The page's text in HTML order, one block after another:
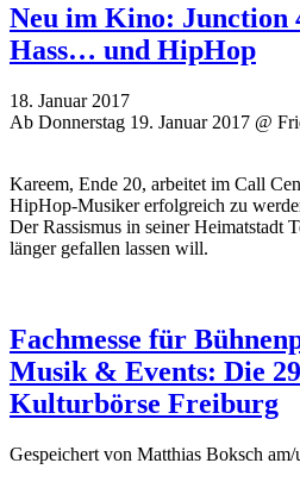
Neu im Kino: Junction
Hass… und HipHop
18. Januar 2017
Ab Donnerstag 19. Januar 2017 @
Kareem, Ende 20, arbeitet im Call
HipHop-Musiker erfolgreich zu
Der Rassismus in seiner Heimatstadt
länger gefallen lassen will.
Fachmesse für
Musik & Events: Die
Kulturbörse Freiburg
Gespeichert von Matthias Boksch am/